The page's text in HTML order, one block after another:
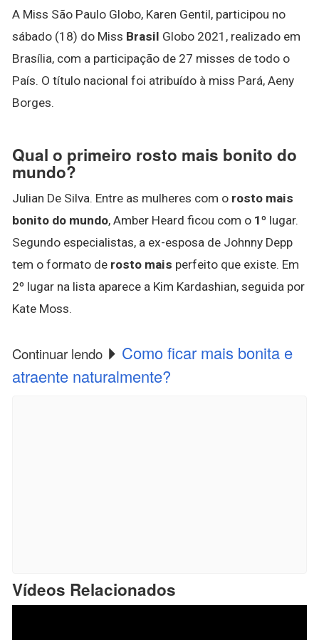
A Miss São Paulo Globo, Karen Gentil, participou no
sábado (18) do Miss Brasil Globo 2021, realizado em
Brasília, com a participação de 27 misses de todo o
País. O título nacional foi atribuído à miss Pará, Aeny
Borges.
Qual o primeiro rosto mais bonito do
mundo?
Julian De Silva. Entre as mulheres com o rosto mais
bonito do mundo, Amber Heard ficou com o 1º lugar.
Segundo especialistas, a ex-esposa de Johnny Depp
tem o formato de rosto mais perfeito que existe. Em
2º lugar na lista aparece a Kim Kardashian, seguida por
Kate Moss.
Continuar lendo
Como ficar mais bonita e
atraente naturalmente?
Vídeos Relacionados